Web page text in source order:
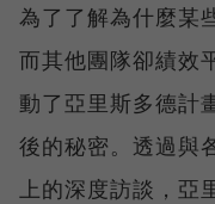
為了了解為什麼某
而其他團隊卻績效
動了亞里斯多德計
後的秘密。透過與
上的深度訪談，亞